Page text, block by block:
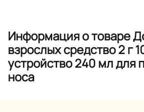
Информация о товаре
взрослых средство 2 г
устройство 240 мл для
носа